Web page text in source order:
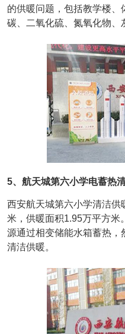
的供暖问题，包括教学楼
碳、二氧化硫、氮氧化物
5、航天城第六小学电蓄热
西安航天城第六小学清洁
米，供暖面积1.95万平方米
源通过相变储能水箱蓄热
清洁供暖。